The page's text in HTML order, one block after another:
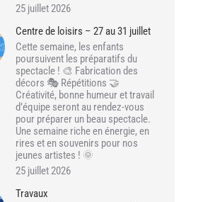
25 juillet 2026
Centre de loisirs – 27 au 31 juillet
Cette semaine, les enfants
poursuivent les préparatifs du
spectacle ! 🎨 Fabrication des
décors 🎭 Répétitions 🤝
Créativité, bonne humeur et travail
d’équipe seront au rendez-vous
pour préparer un beau spectacle.
Une semaine riche en énergie, en
rires et en souvenirs pour nos
jeunes artistes ! 🌞
25 juillet 2026
Travaux